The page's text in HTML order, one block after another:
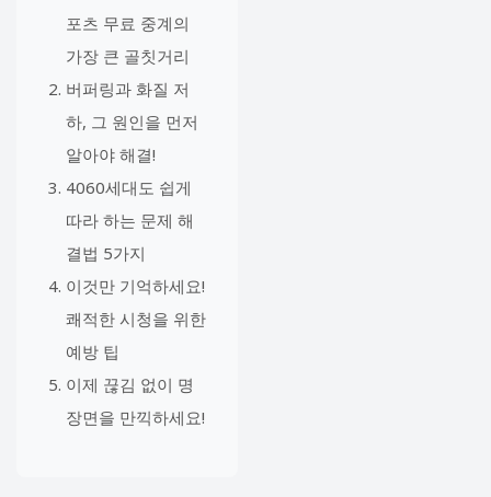
포츠 무료 중계의
가장 큰 골칫거리
버퍼링과 화질 저
하, 그 원인을 먼저
알아야 해결!
4060세대도 쉽게
따라 하는 문제 해
결법 5가지
이것만 기억하세요!
쾌적한 시청을 위한
예방 팁
이제 끊김 없이 명
장면을 만끽하세요!